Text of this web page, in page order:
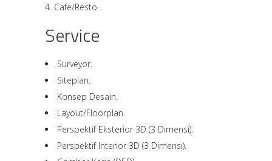
Cafe/Resto.
Service
Surveyor.
Siteplan.
Konsep Desain.
Layout/Floorplan.
Perspektif Eksterior 3D (3 Dimensi).
Perspektif Interior 3D (3 Dimensi).